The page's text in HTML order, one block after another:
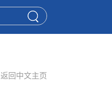
返回中文主页